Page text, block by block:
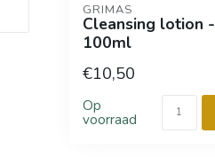
GRIMAS
Cleansing lotion -
100ml
€10,50
Op
voorraad